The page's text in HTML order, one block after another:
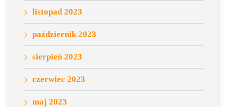
listopad 2023
październik 2023
sierpień 2023
czerwiec 2023
maj 2023